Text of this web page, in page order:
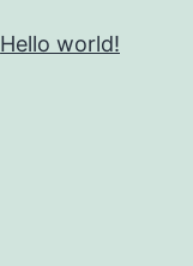
Hello world!